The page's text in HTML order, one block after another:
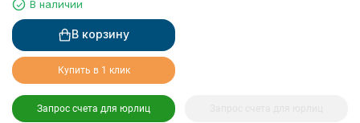
мрамор
В наличии
В корзину
Купить в 1 клик
Запрос счета для юрлиц